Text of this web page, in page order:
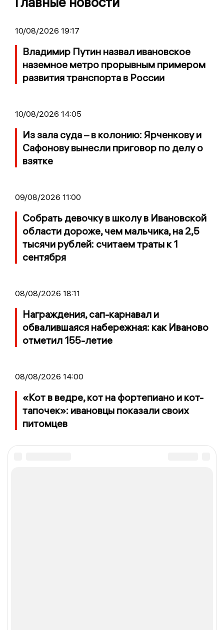
10/08/2026 19:17
Владимир Путин назвал ивановское
наземное метро прорывным примером
развития транспорта в России
10/08/2026 14:05
Из зала суда – в колонию: Ярченкову и
Сафонову вынесли приговор по делу о
взятке
09/08/2026 11:00
Собрать девочку в школу в Ивановской
области дороже, чем мальчика, на 2,5
тысячи рублей: считаем траты к 1
сентября
08/08/2026 18:11
Награждения, сап-карнавал и
обвалившаяся набережная: как Иваново
отметил 155-летие
08/08/2026 14:00
«Кот в ведре, кот на фортепиано и кот-
тапочек»: ивановцы показали своих
питомцев